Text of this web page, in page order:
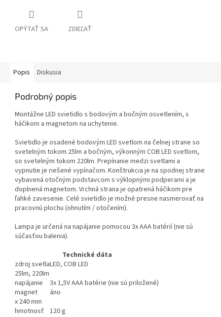
OPÝTAŤ SA ZDIEĽAŤ
Popis Diskusia
Podrobný popis
Montážne LED svietidlo s bodovým a bočným osvetlením, s
háčikom a magnetom na uchytenie.
Svietidlo je osadené bodovým LED svetlom na čelnej strane so
svetelným tokom 25lm a bočným, výkonným COB LED svetlom,
so svetelným tokom 220lm. Prepínanie medzi svetlami a
vypnutie je riešené vypínačom. Konštrukcia je na spodnej strane
vybavená otočným podstavcom s výklopnými podperami a je
doplnená magnetom. Vrchná strana je opatrená háčikom pre
ľahké zavesenie. Celé svietidlo je možné presne nasmerovať na
pracovnú plochu (ohnutím / otočením).
Lampa je určená na napájanie pomocou 3x AAA batérií (nie sú
súčasťou balenia).
Technické dáta
zdroj svetlaLED, COB LED
25lm, 220lm
napájanie
3x 1,5V AAA batérie (nie sú priložené)
magnet
áno
x 240 mm
hmotnosť
120 g